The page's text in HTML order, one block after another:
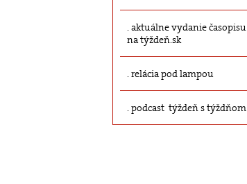
aktuálne vydanie časopisu
na týždeň.sk
relácia pod lampou
podcast týždeň s týždňom